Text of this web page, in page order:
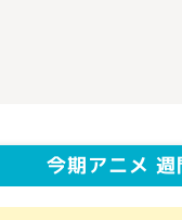
今期アニメ